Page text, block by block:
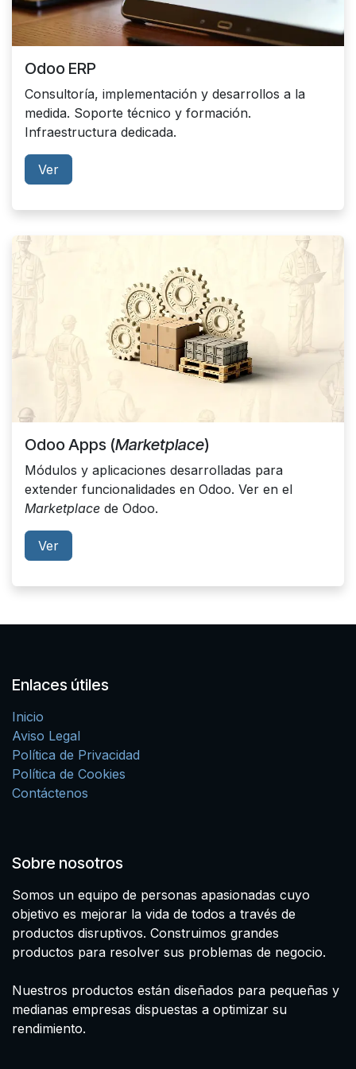
Odoo ERP
Consultoría, implementación y desarrollos a la
medida. Soporte técnico y formación.
Infraestructura dedicada.
Ver
Odoo Apps (Marketplace)
Módulos y aplicaciones desarrolladas para
extender funcionalidades en Odoo. Ver en el
Marketplace de Odoo.
Ver
Enlaces útiles
Inicio
Aviso Legal
Política de Privacidad
Política de Cookies
Contáctenos
Sobre nosotros
Somos un equipo de personas apasionadas cuyo
objetivo es mejorar la vida de todos a través de
productos disruptivos. Construimos grandes
productos para resolver sus problemas de negocio.
Nuestros productos están diseñados para pequeñas y
medianas empresas dispuestas a optimizar su
rendimiento.